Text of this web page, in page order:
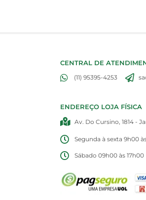
CENTRAL DE
(11) 95395-4253
ENDEREÇO LOJA FÍSICA
Av. Do Cursino, 1814 -
Segunda à sexta 9h00
Sábado 09h00 às 17h00